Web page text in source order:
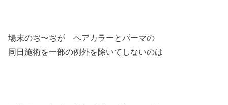
場末のぢ〜ぢが ヘアカラーとパーマの
同日施術を一部の例外を除いてしないのは